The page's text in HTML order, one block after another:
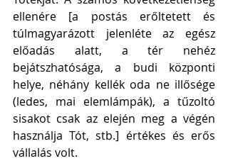
ellenére [a postás erőltetett és
túlmagyarázott jelenléte az egész
előadás alatt, a tér nehéz
bejátszhatósága, a budi központi
helye, néhány kellék oda ne illősége
(ledes, mai elemlámpák), a tűzoltó
sisakot csak az elején meg a végén
használja Tót, stb.] értékes és erős
vállalás volt.